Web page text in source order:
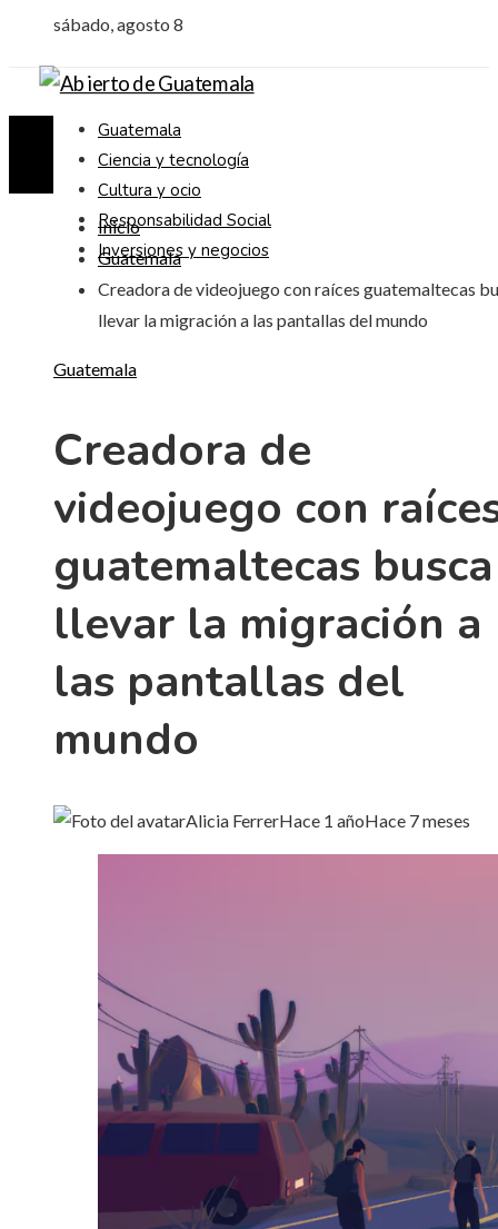
sábado, agosto 8
Guatemala
Ciencia y tecnología
Cultura y ocio
Responsabilidad Social
Inversiones y negocios
Inicio
Guatemala
Creadora de videojuego con raíces guatemaltecas
llevar la migración a las pantallas del mundo
Guatemala
Creadora de
videojuego con
guatemaltecas busca
llevar la migración a
las pantallas del
mundo
Alicia FerrerHace 1 añoHace 7 meses